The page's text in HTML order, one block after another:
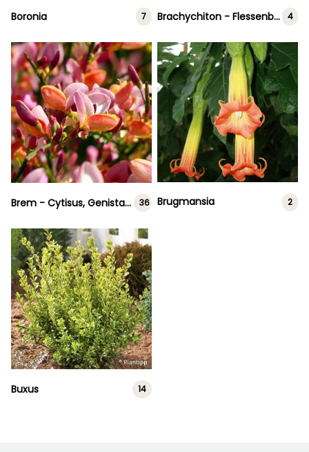
Boronia 7 Brachychiton - Flessenboom 4
Brem - Cytisus, Genista en Spartium 36 Brugmansia 2
Buxus 14